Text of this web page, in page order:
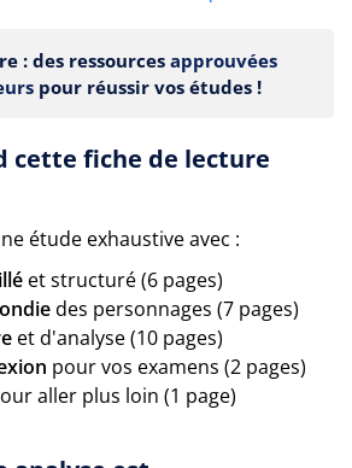
: des ressources approuvées
pour réussir vos études !
cette fiche de lecture
étude exhaustive avec :
et structuré (6 pages)
des personnages (7 pages)
et d'analyse (10 pages)
pour vos examens (2 pages)
aller plus loin (1 page)